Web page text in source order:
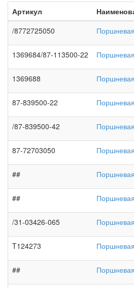
Артикул
/8772725050
1369684/87-113500-22
1369688
87-839500-22
/87-839500-42
87-72703050
##
##
/31-03426-065
T124273
##